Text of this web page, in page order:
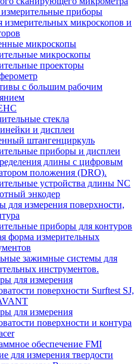
приборы
измерительных микроскопов и
микроскопы
микроскопы
проекторы
с большим рабочим
стекла
и дисплеи
штангенциркуль
приборы и дисплеи
длины с цифровым
положения (DRO).
устройства длины NC
энкодер
для измерения поверхности,
приборы для контуров
форма измерительных
зажимные системы для
инструментов.
для измерения
поверхности Surftest SJ,
для измерения
поверхности и контура
обеспечение FMI
для измерения твердости